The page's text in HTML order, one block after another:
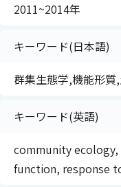
2011~2014年
キーワード(日本語)
群集生態学,機能形
キーワード(英語)
community
function, response